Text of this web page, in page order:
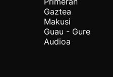
Gaztea
Makusi
Guau - Gure
Audioa